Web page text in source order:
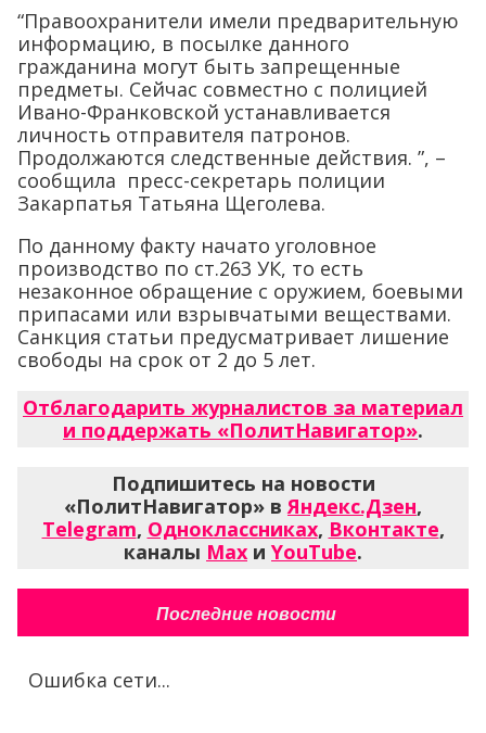
“Правоохранители имели предварительную
информацию, в посылке данного
гражданина могут быть запрещенные
предметы. Сейчас совместно с полицией
Ивано-Франковской устанавливается
личность отправителя патронов.
Продолжаются следственные действия. ”, –
сообщила пресс-секретарь полиции
Закарпатья Татьяна Щеголева.
По данному факту начато уголовное
производство по ст.263 УК, то есть
незаконное обращение с оружием, боевыми
припасами или взрывчатыми веществами.
Санкция статьи предусматривает лишение
свободы на срок от 2 до 5 лет.
Отблагодарить журналистов за материал
и поддержать «ПолитНавигатор».
Подпишитесь на новости
«ПолитНавигатор» вЯндекс.Дзен,
Telegram, Одноклассниках, Вконтакте,
каналы Max и YouTube.
Последние новости
Ошибка сети...